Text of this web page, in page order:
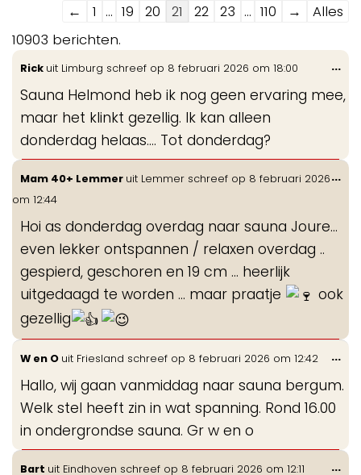
Navigatie
door
de
gastenboek-
lijst
← 1 ... 19 20 21 22 23 ... 110 →
Alles
10903 berichten.
Rick uit Limburg schreef op 8 februari 2026 om 18:00
Sauna Helmond heb ik nog geen ervaring mee,
maar het klinkt gezellig. Ik kan alleen
donderdag helaas…. Tot donderdag?
...
Mam 40+ Lemmer uit Lemmer schreef op 8 februari 2026
om 12:44
Hoi as donderdag overdag naar sauna Joure…
even lekker ontspannen / relaxen overdag ..
gespierd, geschoren en 19 cm … heerlijk
uitgedaagd te worden … maar praatje
ook
gezellig
...
W en O uit Friesland schreef op 8 februari 2026 om 12:42
Hallo, wij gaan vanmiddag naar sauna bergum.
Welk stel heeft zin in wat spanning. Rond 16.00
in ondergrondse sauna. Gr w en o
...
Bart uit Eindhoven schreef op 8 februari 2026 om 12:11 ...